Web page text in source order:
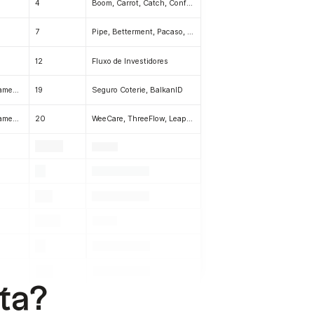
4 Boom, Carrot, Catch, Confident Cannabis, curbFlow, Deel, Deepgram, Earnest, Fabric, Gecko Robotics, Ginkgo Bioworks, Her, Hippo Insurance, HomeLight, Human Interest, Jeeves, Jopwell, Joy, Keeps, Kettle, Landed, Marqueta, Mason, Modern Treasury, Mux, Muzmatch, Mystery.org, Nova Credit, Opendoor, Pie Insurance, RapidSOS, Relativity Space, Robinhood, Roofr, Routable, Scratch, Simple Habit, SpaceX, Teleport, Thunkable, Treasury Prime, Trellis Connect, True Link, Young Alfred, Zeplin, Alpaca
7 Pipe, Betterment, Pacaso, Cherry, Relativity Space, Gemini, Robinhood, Docusign, Epic Games, Calm, Coinbase, Carta, Scale AI, Klarna, Vino Vest, Happy Co, Beem, Fyxt, Snappt, Fyxt, Snappt
12 Fluxo de Investidores
Pré-lançamento, Lançamento, Série A 19 Seguro Coterie, BalkanID
Pré-lançamento, Lançamento 20 WeeCare, ThreeFlow, Leap Services, Leap